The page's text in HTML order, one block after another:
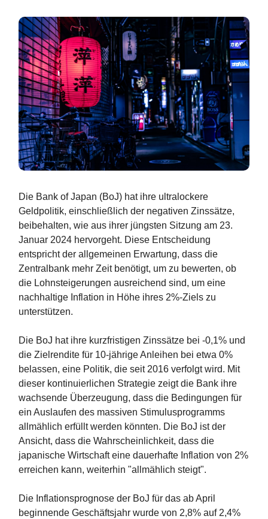
Die Bank of Japan (BoJ) hat ihre ultralockere
Geldpolitik, einschließlich der negativen Zinssätze,
beibehalten, wie aus ihrer jüngsten Sitzung am 23.
Januar 2024 hervorgeht. Diese Entscheidung
entspricht der allgemeinen Erwartung, dass die
Zentralbank mehr Zeit benötigt, um zu bewerten, ob
die Lohnsteigerungen ausreichend sind, um eine
nachhaltige Inflation in Höhe ihres 2%-Ziels zu
unterstützen.
Die BoJ hat ihre kurzfristigen Zinssätze bei -0,1% und
die Zielrendite für 10-jährige Anleihen bei etwa 0%
belassen, eine Politik, die seit 2016 verfolgt wird. Mit
dieser kontinuierlichen Strategie zeigt die Bank ihre
wachsende Überzeugung, dass die Bedingungen für
ein Auslaufen des massiven Stimulusprogramms
allmählich erfüllt werden könnten. Die BoJ ist der
Ansicht, dass die Wahrscheinlichkeit, dass die
japanische Wirtschaft eine dauerhafte Inflation von 2%
erreichen kann, weiterhin "allmählich steigt".
Die Inflationsprognose der BoJ für das ab April
beginnende Geschäftsjahr wurde von 2,8% auf 2,4%